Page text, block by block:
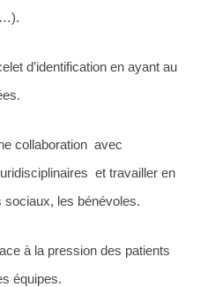
d’identification en ayant au
collaboration avec
et travailler en
les bénévoles.
à la pression des patients
équipes.